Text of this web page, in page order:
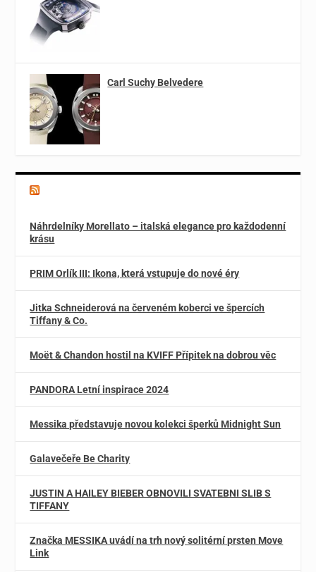
Carl Suchy Belvedere
Náhrdelníky Morellato – italská elegance pro každodenní
krásu
PRIM Orlík III: Ikona, která vstupuje do nové éry
Jitka Schneiderová na červeném koberci ve špercích
Tiffany & Co.
Moët & Chandon hostil na KVIFF Přípitek na dobrou věc
PANDORA Letní inspirace 2024
Messika představuje novou kolekci šperků Midnight Sun
Galavečeře Be Charity
JUSTIN A HAILEY BIEBER OBNOVILI SVATEBNI SLIB S
TIFFANY
Značka MESSIKA uvádí na trh nový solitérní prsten Move
Link